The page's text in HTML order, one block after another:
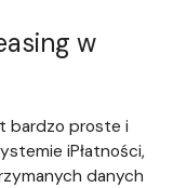
w
bardzo proste i
iPłatności,
danych